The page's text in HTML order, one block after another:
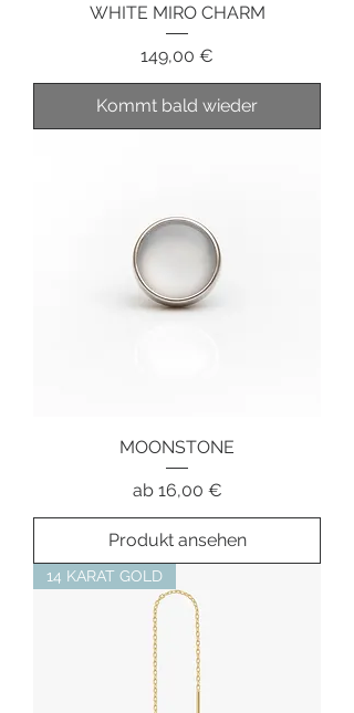
WHITE MIRO CHARM
Preis
149,00 €
Kommt bald wieder
MOONSTONE
ab 16,00 €
Sale-Preis
Produkt ansehen
14 KARAT GOLD